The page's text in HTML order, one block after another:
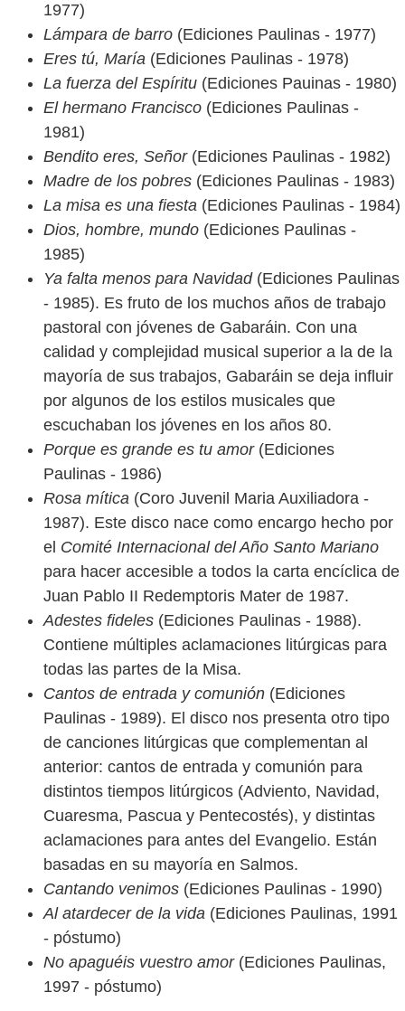
1977)
Lámpara de barro (Ediciones Paulinas - 1977)
Eres tú, María (Ediciones Paulinas - 1978)
La fuerza del Espíritu (Ediciones Pauinas - 1980)
El hermano Francisco (Ediciones Paulinas -
1981)
Bendito eres, Señor(Ediciones Paulinas - 1982)
Madre de los pobres (Ediciones Paulinas - 1983)
La misa es una fiesta (Ediciones Paulinas - 1984)
Dios, hombre, mundo (Ediciones Paulinas -
1985)
Ya falta menos para Navidad(Ediciones Paulinas
- 1985). Es fruto de los muchos años de trabajo
pastoral con jóvenes de Gabaráin. Con una
calidad y complejidad musical superior a la de la
mayoría de sus trabajos, Gabaráin se deja influir
por algunos de los estilos musicales que
escuchaban los jóvenes en los años 80.
Porque es grande es tu amor(Ediciones
Paulinas - 1986)
Rosa mítica (Coro Juvenil Maria Auxiliadora -
1987). Este disco nace como encargo hecho por
el Comité Internacional del Año Santo Mariano
para hacer accesible a todos la carta encíclica de
Juan Pablo II Redemptoris Mater de 1987.
Adestes fideles (Ediciones Paulinas - 1988).
Contiene múltiples aclamaciones litúrgicas para
todas las partes de la Misa.
Cantos de entrada y comunión (Ediciones
Paulinas - 1989). El disco nos presenta otro tipo
de canciones litúrgicas que complementan al
anterior: cantos de entrada y comunión para
distintos tiempos litúrgicos (Adviento, Navidad,
Cuaresma, Pascua y Pentecostés), y distintas
aclamaciones para antes del Evangelio. Están
basadas en su mayoría en Salmos.
Cantando venimos (Ediciones Paulinas - 1990)
Al atardecer de la vida (Ediciones Paulinas, 1991
- póstumo)
No apaguéis vuestro amor(Ediciones Paulinas,
1997 - póstumo)